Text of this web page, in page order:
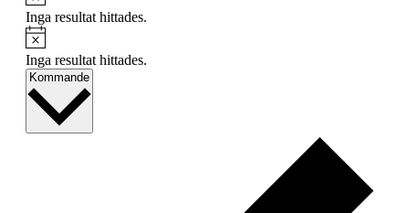
Inga resultat hittades.
Notis
Inga resultat hittades.
Kommande Välj